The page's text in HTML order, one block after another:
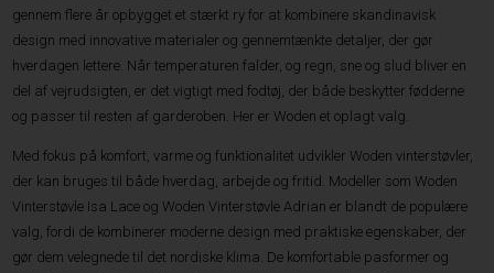
gennem flere år opbygget et stærkt ry for at kombinere skandinavisk
design med innovative materialer og gennemtænkte detaljer, der gør
hverdagen lettere. Når temperaturen falder, og regn, sne og slud bliver en
del af vejrudsigten, er det vigtigt med fodtøj, der både beskytter fødderne
og passer til resten af garderoben. Her er Woden et oplagt valg.
Med fokus på komfort, varme og funktionalitet udvikler Woden vinterstøvler,
der kan bruges til både hverdag, arbejde og fritid. Modeller som Woden
Vinterstøvle Isa Lace og Woden Vinterstøvle Adrian er blandt de populære
valg, fordi de kombinerer moderne design med praktiske egenskaber, der
gør dem velegnede til det nordiske klima. De komfortable pasformer og